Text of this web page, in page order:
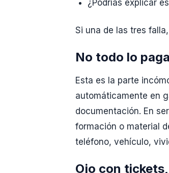
¿Podrías explicar
Si una de las tres
No todo lo
Esta es la parte
automáticamente en
documentación. En
formación o material
teléfono, vehículo,
Ojo con